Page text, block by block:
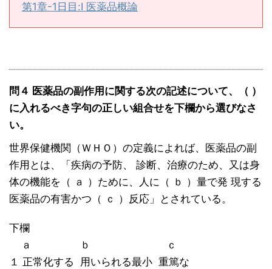
第1章-1日目:Ⅰ 医薬品概論
問４ 医薬品の副作用に関する次の記述について、（ ）
に入れるべき字句の正しい組合せを下欄から選びなさ
い。
世界保健機関（ＷＨＯ）の定義によれば、医薬品の副
作用とは、「疾病の予防、 診断、治療のため、又は身
体の機能を（ ａ ）ために、人に（ ｂ ）量で発 現する
医薬品の有害かつ（ ｃ ）反応」とされている。
下欄
ａ ｂ ｃ
１ 正常化する 用いられる最小 重篤な